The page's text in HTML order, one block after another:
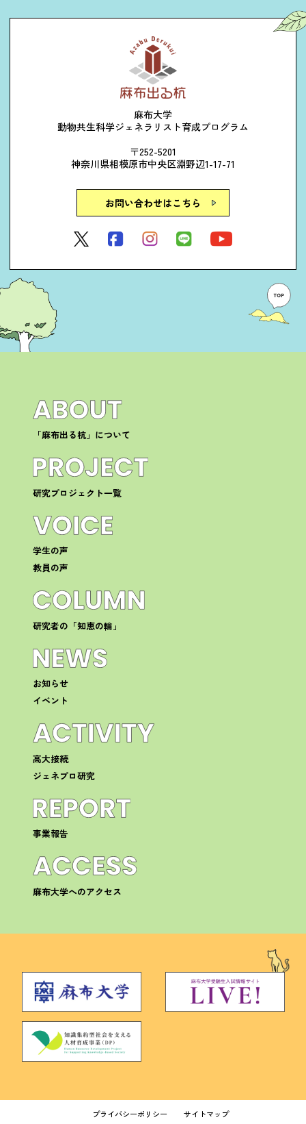
麻布大学
動物共生科学ジェネラリスト育成プログラム
〒252-5201
神奈川県相模原市中央区淵野辺1-17-71
お問い合わせはこちら
「麻布出る杭」について
研究プロジェクト一覧
学生の声
教員の声
研究者の「知恵の輪」
お知らせ
イベント
高大接続
ジェネプロ研究
事業報告
麻布大学へのアクセス
プライバシーポリシー サイトマップ